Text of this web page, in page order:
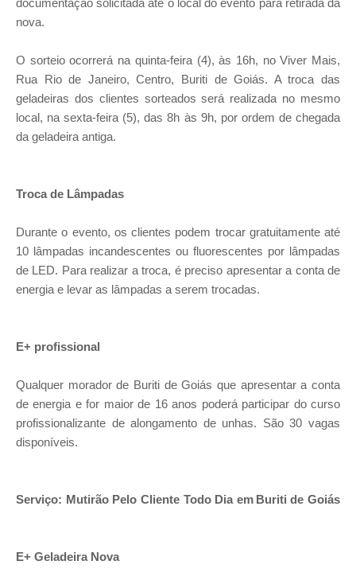
documentação solicitada até o local do evento para retirada da
nova.
O sorteio ocorrerá na quinta-feira (4), às 16h, no Viver Mais,
Rua Rio de Janeiro, Centro, Buriti de Goiás. A troca das
geladeiras dos clientes sorteados será realizada no mesmo
local, na sexta-feira (5), das 8h às 9h, por ordem de chegada
da geladeira antiga.
Troca de Lâmpadas
Durante o evento, os clientes podem trocar gratuitamente até
10 lâmpadas incandescentes ou fluorescentes por lâmpadas
de LED. Para realizar a troca, é preciso apresentar a conta de
energia e levar as lâmpadas a serem trocadas.
E+ profissional
Qualquer morador de Buriti de Goiás que apresentar a conta
de energia e for maior de 16 anos poderá participar do curso
profissionalizante de alongamento de unhas. São 30 vagas
disponíveis.
Serviço: Mutirão Pelo Cliente Todo Dia em Buriti de Goiás
E+ Geladeira Nova